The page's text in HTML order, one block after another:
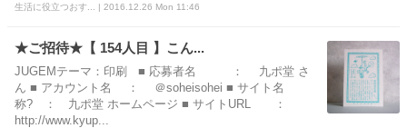
生活に役立つおす... | 2016.12.26 Mon 11:46
★ご招待★【 154人目 】こん...
JUGEMテーマ：印刷 ■ 応募者名 ： 九ポ堂 さ
ん ■ アカウント名 ： ＠soheisohei ■ サイト名
称? ： 九ポ堂 ホームページ ■ サイトURL ：
http://www.kyup...